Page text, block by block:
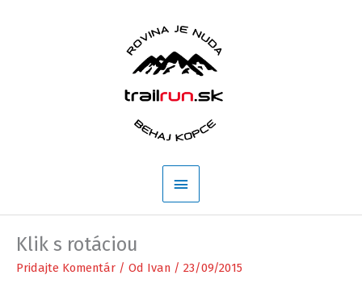
Hlavné
Menu
Klik s rotáciou
Pridajte Komentár / Od Ivan / 23/09/2015